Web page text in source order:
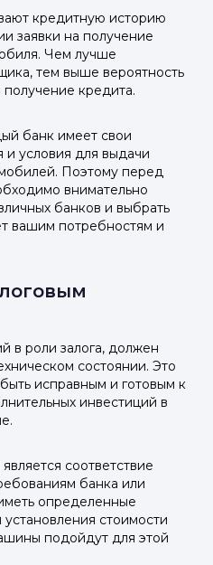
кредитную историю
заявки на получение
Чем лучше
тем выше вероятность
кредита.
банк имеет свои
и условия для выдачи
Поэтому перед
внимательно
банков и выбрать
вашим потребностям и
в роли залога, должен
состоянии. Это
исправным и готовым к
инвестиций в
соответствие
банка или
определенные
стоимости
подойдут для этой